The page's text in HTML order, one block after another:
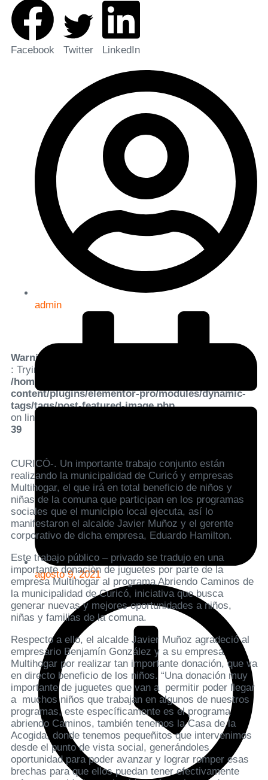
Facebook Twitter LinkedIn
admin
agosto 9, 2021
Warning
: Trying to access array offset on value of type bool in
/home/condell/public_html/wp-
content/plugins/elementor-pro/modules/dynamic-
tags/tags/post-featured-image.php
on line
39
CURICÓ-. Un importante trabajo conjunto están
realizando la municipalidad de Curicó y empresas
Multihogar, el que irá en total beneficio de niños y
niñas de la comuna que participan en los programas
sociales que el municipio local ejecuta, así lo
manifestaron el alcalde Javier Muñoz y el gerente
corporativo de dicha empresa, Eduardo Hamilton.
Este trabajo público – privado se tradujo en una
importante donación de juguetes por parte de la
empresa Multihogar al programa Abriendo Caminos de
la municipalidad de Curicó, iniciativa que busca
generar nuevas y mejores oportunidades a niños,
niñas y familias de la comuna.
Respecto a ello, el alcalde Javier Muñoz agradeció al
empresario Benjamín González y a su empresa
Multihogar por realizar tan importante donación, que va
en directo beneficio de los niños. “Una donación muy
importante de juguetes que van a permitir poder llegar
a muchos niños que trabajan en algunos de nuestros
programas, este específicamente es el programa
abriendo Caminos, también tenemos la Casa de la
Acogida, donde tenemos pequeñitos que intervenimos
desde el punto de vista social, generándoles
oportunidad para poder avanzar y lograr romper esas
brechas para que ellos puedan tener efectivamente